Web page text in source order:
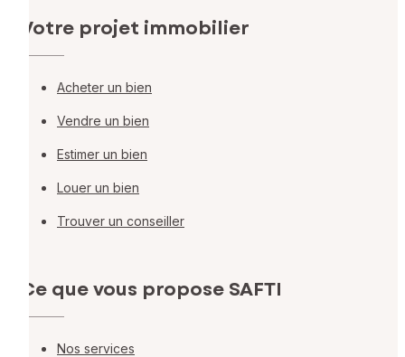
Votre projet immobilier
Acheter un bien
Vendre un bien
Estimer un bien
Louer un bien
Trouver un conseiller
Ce que vous propose SAFTI
Nos services